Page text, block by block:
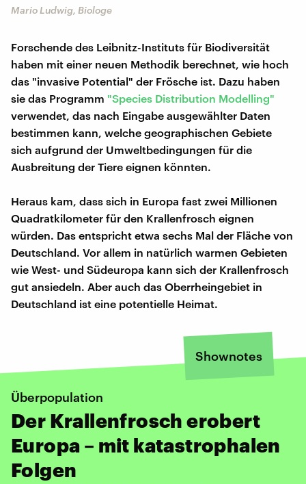
Mario Ludwig, Biologe
Forschende des Leibnitz-Instituts für Biodiversität
haben mit einer neuen Methodik berechnet, wie hoch
das "invasive Potential" der Frösche ist. Dazu haben
sie das Programm "Species Distribution Modelling"
verwendet, das nach Eingabe ausgewählter Daten
bestimmen kann, welche geographischen Gebiete
sich aufgrund der Umweltbedingungen für die
Ausbreitung der Tiere eignen könnten.
Heraus kam, dass sich in Europa fast zwei Millionen
Quadratkilometer für den Krallenfrosch eignen
würden. Das entspricht etwa sechs Mal der Fläche von
Deutschland. Vor allem in natürlich warmen Gebieten
wie West- und Südeuropa kann sich der Krallenfrosch
gut ansiedeln. Aber auch das Oberrheingebiet in
Deutschland ist eine potentielle Heimat.
Shownotes
Überpopulation
Der Krallenfrosch erobert
Europa – mit katastrophalen
Folgen